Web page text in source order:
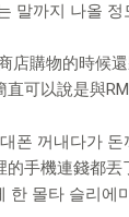
말까지 나올
店購物的時候
直可以說是與
폰 꺼내다가 돈
的手機連錢都丟
한 몰타 슬리에